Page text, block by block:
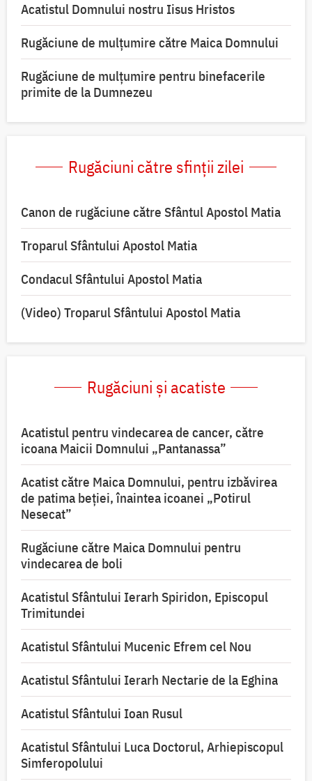
Acatistul Domnului nostru Iisus Hristos
Rugăciune de mulţumire către Maica Domnului
Rugăciune de mulțumire pentru binefacerile
primite de la Dumnezeu
Rugăciuni către sfinții zilei
Canon de rugăciune către Sfântul Apostol Matia
Troparul Sfântului Apostol Matia
Condacul Sfântului Apostol Matia
(Video) Troparul Sfântului Apostol Matia
Rugăciuni și acatiste
Acatistul pentru vindecarea de cancer, către
icoana Maicii Domnului „Pantanassa”
Acatist către Maica Domnului, pentru izbăvirea
de patima beției, înaintea icoanei „Potirul
Nesecat”
Rugăciune către Maica Domnului pentru
vindecarea de boli
Acatistul Sfântului Ierarh Spiridon, Episcopul
Trimitundei
Acatistul Sfântului Mucenic Efrem cel Nou
Acatistul Sfântului Ierarh Nectarie de la Eghina
Acatistul Sfântului Ioan Rusul
Acatistul Sfântului Luca Doctorul, Arhiepiscopul
Simferopolului